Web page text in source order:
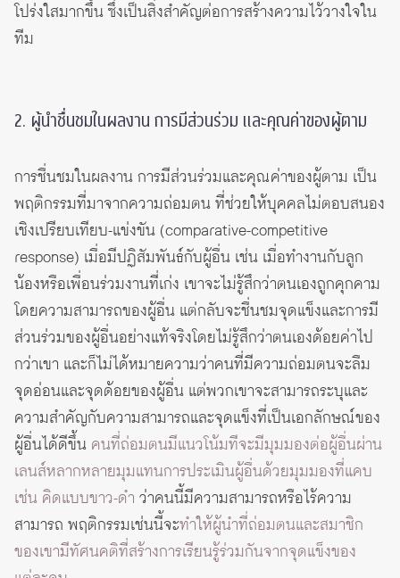
โปร่งใสมากขึ้น ซึ่งเป็นสิ่งสำคัญต่อการสร้างความไว้วางใจใน
ทีม
2. ผู้นำชื่นชมในผลงาน การมีส่วนร่วม และคุณค่าของผู้ตาม
การชื่นชมในผลงาน การมีส่วนร่วมและคุณค่าของผู้ตาม เป็น
พฤติกรรมที่มาจากความถ่อมตน ที่ช่วยให้บุคคลไม่ตอบสนอง
เชิงเปรียบเทียบ-แข่งขัน (comparative-competitive
response) เมื่อมีปฏิสัมพันธ์กับผู้อื่น เช่น เมื่อทำงานกับลูก
น้องหรือเพื่อนร่วมงานที่เก่ง เขาจะไม่รู้สึกว่าตนเองถูกคุกคาม
โดยความสามารถของผู้อื่น แต่กลับจะชื่นชมจุดแข็งและการมี
ส่วนร่วมของผู้อื่นอย่างแท้จริงโดยไม่รู้สึกว่าตนเองด้อยค่าไป
กว่าเขา และก็ไม่ได้หมายความว่าคนที่มีความถ่อมตนจะลืม
จุดอ่อนและจุดด้อยของผู้อื่น แต่พวกเขาจะสามารถระบุและ
ความสำคัญกับความสามารถและจุดแข็งที่เป็นเอกลักษณ์ของ
ผู้อื่นได้ดีขึ้น คนที่ถ่อมตนมีแนวโน้มทีจะมีมุมมองต่อผู้อื่นผ่าน
เลนส์หลากหลายมุมแทนการประเมินผู้อื่นด้วยมุมมองที่แคบ
เช่น คิดแบบขาว-ดำ ว่าคนนี้มีความสามารถหรือไร้ความ
สามารถ พฤติกรรมเช่นนี้จะทำให้ผู้นำที่ถ่อมตนและสมาชิก
ของเขามีทัศนคติที่สร้างการเรียนรู้ร่วมกันจากจุดแข็งของ